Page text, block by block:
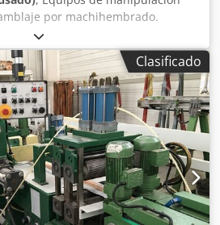
por machihembrado.
transportadores de banda
para sierra de corte,
sierras de corte, etc. Véase las
En buen estado,
Finlandia.
Clasificado